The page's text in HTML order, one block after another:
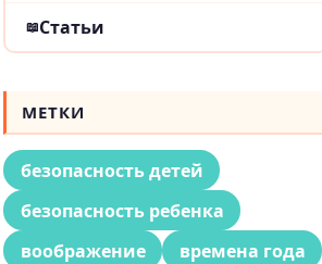
Статьи
МЕТКИ
безопасность детей
безопасность ребенка
воображение
времена года